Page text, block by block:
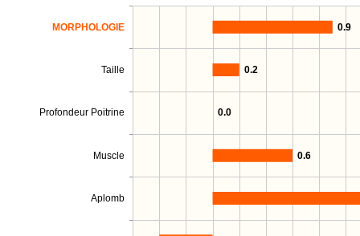
Aplomb
Muscle
Profondeur Poitrine
Taille
MORPHOLOGIE 0.9
0.2
0.0
0.6